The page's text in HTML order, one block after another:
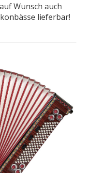
Wunsch auch
lieferbar!